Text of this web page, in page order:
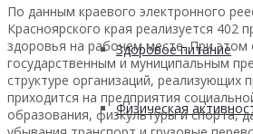
Здоровое питание
Физическая
По данным краевого электронного
Красноярского края реализуется 402
здоровья на рабочем месте. При этом
государственным и муниципальным
структуре организаций, реализующих
приходится на предприятия
образования, физкультуры и спорта,